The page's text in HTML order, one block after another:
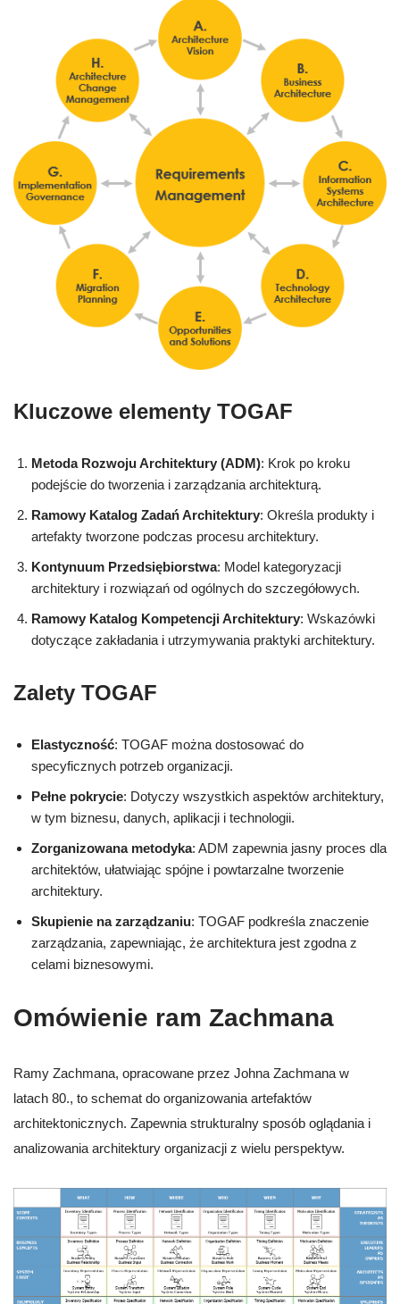
Kluczowe elementy TOGAF
Metoda Rozwoju Architektury (ADM): Krok po kroku
podejście do tworzenia i zarządzania architekturą.
Ramowy Katalog Zadań Architektury: Określa produkty i
artefakty tworzone podczas procesu architektury.
Kontynuum Przedsiębiorstwa: Model kategoryzacji
architektury i rozwiązań od ogólnych do szczegółowych.
Ramowy Katalog Kompetencji Architektury: Wskazówki
dotyczące zakładania i utrzymywania praktyki architektury.
Zalety TOGAF
Elastyczność: TOGAF można dostosować do
specyficznych potrzeb organizacji.
Pełne pokrycie: Dotyczy wszystkich aspektów architektury,
w tym biznesu, danych, aplikacji i technologii.
Zorganizowana metodyka: ADM zapewnia jasny proces dla
architektów, ułatwiając spójne i powtarzalne tworzenie
architektury.
Skupienie na zarządzaniu: TOGAF podkreśla znaczenie
zarządzania, zapewniając, że architektura jest zgodna z
celami biznesowymi.
Omówienie ram Zachmana
Ramy Zachmana, opracowane przez Johna Zachmana w
latach 80., to schemat do organizowania artefaktów
architektonicznych. Zapewnia strukturalny sposób oglądania i
analizowania architektury organizacji z wielu perspektyw.